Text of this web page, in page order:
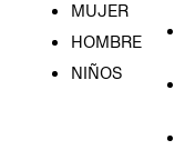
MUJER
HOMBRE
NIÑOS